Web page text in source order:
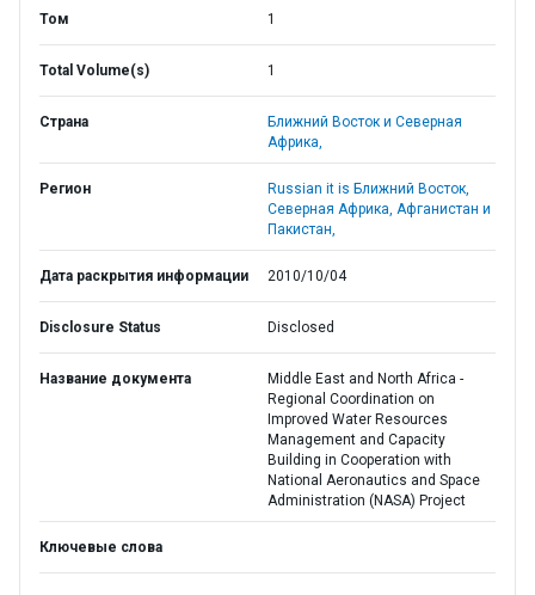
Том 1
Total Volume(s) 1
Страна
Ближний Восток и Северная
Африка,
Регион
Russian it is Ближний Восток,
Северная Африка, Афганистан и
Пакистан,
Дата раскрытия информации 2010/10/04
Disclosure Status Disclosed
Название документа
Middle East and North Africa -
Regional Coordination on
Improved Water Resources
Management and Capacity
Building in Cooperation with
National Aeronautics and Space
Administration (NASA) Project
Ключевые слова